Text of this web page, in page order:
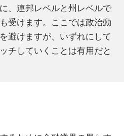
、連邦レベルと州レベルで
受けます。ここでは政治動
避けますが、いずれにして
チしていくことは有用だと